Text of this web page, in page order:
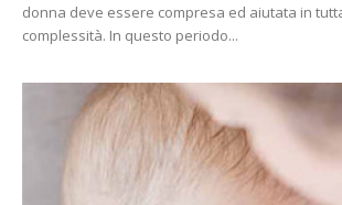
donna deve essere compresa ed aiutata in
complessità. In questo periodo...